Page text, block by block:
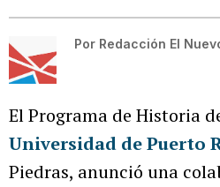
Por Redacción El
El Programa de Historia
Universidad de Puerto
Piedras, anunció una